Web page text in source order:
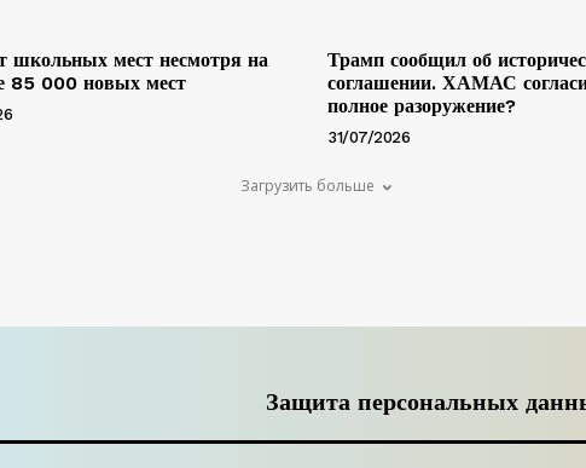
школьных мест несмотря на
85 000 новых мест
Трамп сообщил об
соглашении. ХАМАС
полное разоружение?
31/07/2026
Загрузить больше
Защита персональных